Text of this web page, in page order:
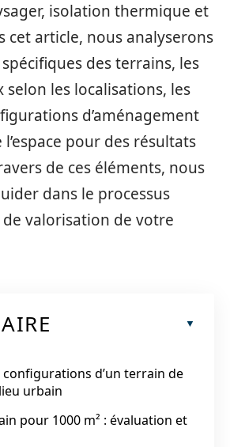
isolation thermique et
cet article, nous analyserons
des terrains, les
les localisations, les
d’aménagement
pour des résultats
de ces éléments, nous
dans le processus
de valorisation de votre
d’un terrain de
urbain
pour 1000 m² : évaluation et